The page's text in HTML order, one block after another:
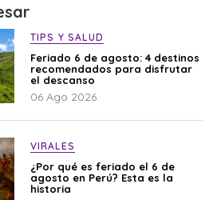
TIPS Y SALUD
Feriado 6 de agosto: 4 destinos
recomendados para disfrutar
el descanso
06 Ago 2026
VIRALES
¿Por qué es feriado el 6 de
agosto en Perú? Esta es la
historia